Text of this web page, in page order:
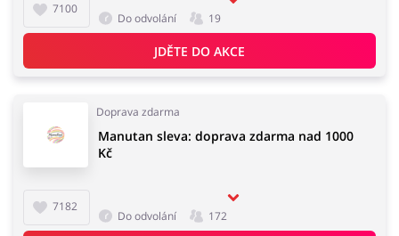
Služby Zdraví a krása
7100
Do odvolání 19
JDĚTE DO AKCE
Doprava zdarma
7182
Manutan sleva: doprava zdarma nad 1000
Kč
Do odvolání 172